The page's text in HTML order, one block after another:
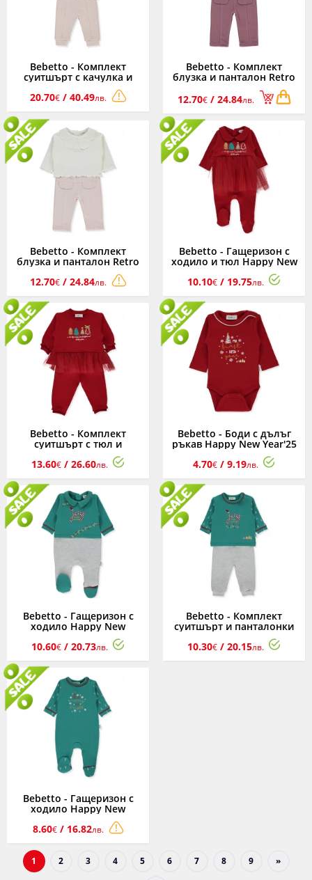
Bebetto - Комплект
суитшърт с качулка и
цип, тениска и панталон
Retro Flower K4976PU,
20.70€/ 40.49лв.
Bebetto - Комплект
блузка и панталон Retro
Flower K4978DR, момиче,
розов, 6-36 м.
12.70€/ 24.84лв.
Bebetto - Комплект
блузка и панталон Retro
Flower K4978PU, момиче,
пудра, 6-36 м.
12.70€/ 24.84лв.
Bebetto - Гащеризон с
ходило и тюл Happy New
Year'25 K4626, момиче, 0-9
м.
10.10€ / 19.75лв.
Bebetto - Комплект
суитшърт с тюл и
панталонки Happy New
Year'25 K5110, момиче, 3-
13.60€ / 26.60лв.
Bebetto - Боди с дълъг
ръкав Happy New Year'25
K5111, унисекс, 0-12 м.
4.70€ / 9.19лв.
Bebetto - Гащеризон с
ходило Happy New
Year'25 K5112, момче, 0-9
м.
10.60€ / 20.73лв.
Bebetto - Комплект
суитшърт и панталонки
Happy New Year'25 K5113,
момче, 3-24 м.
10.30€ / 20.15лв.
Bebetto - Гащеризон с
ходило Happy New
Year'25 K5114, момче, 0-9
м.
8.60€/ 16.82лв.
1 2 3 4 5 6 7 8 9 »